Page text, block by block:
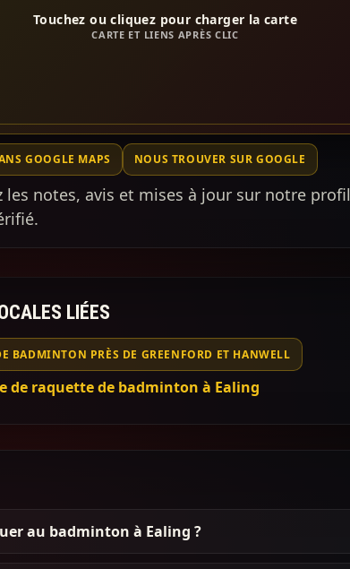
Touchez ou cliquez pour charger la carte
CARTE ET LIENS APRÈS CLIC
GOOGLE MAPS NOUS TROUVER SUR GOOGLE
les notes, avis et mises à jour sur notre profil
LIÉES
BADMINTON PRÈS DE GREENFORD ET HANWELL
de raquette de badminton à Ealing
au badminton à Ealing ?